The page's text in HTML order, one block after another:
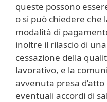
queste possono
o si può chiedere che
modalità di
inoltre il rilascio di
cessazione della
lavorativo, e la
avvenuta presa
eventuali accordi di